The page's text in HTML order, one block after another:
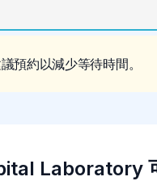
預約以減少等待時間。
Laboratory